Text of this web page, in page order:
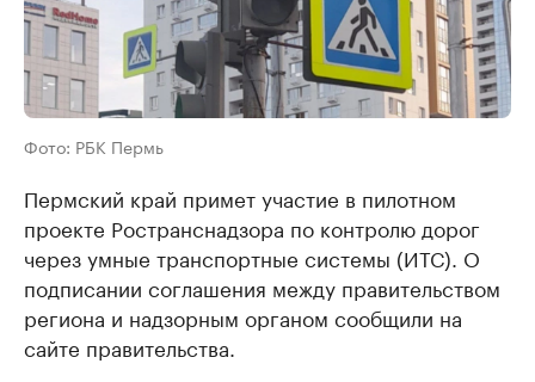
Фото: РБК Пермь
Пермский край примет участие в пилотном
проекте Ространснадзора по контролю дорог
через умные транспортные системы (ИТС). О
подписании соглашения между правительством
региона и надзорным органом сообщили на
сайте правительства.